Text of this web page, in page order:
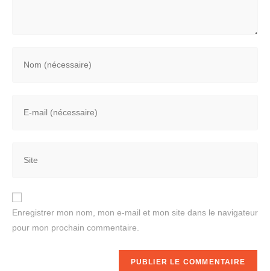
Enregistrer mon nom, mon e-mail et mon site dans le navigateur
pour mon prochain commentaire.